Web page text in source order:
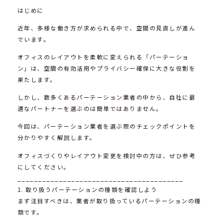
はじめに
近年、多様な働き方が求められる中で、空間の見直しが進ん
でいます。
オフィスのレイアウトを柔軟に変えられる「パーテーショ
ン」は、空間の有効活用やプライバシー確保に大きな役割を
果たします。
しかし、数多くあるパーテーション業者の中から、自社に最
適なパートナーを選ぶのは簡単ではありません。
今回は、パーテーション業者を選ぶ際のチェックポイントを
分かりやすく解説します。
オフィスづくりやレイアウト変更を検討中の方は、ぜひ参考
にしてください。
1. 取り扱うパーテーションの種類を確認しよう
まず注目すべきは、業者が取り扱っているパーテーションの種
類です。